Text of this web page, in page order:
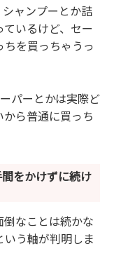
ャンプーとか詰
いるけど、セー
を買っちゃうっ
パーとかは実際ど
ら普通に買っち
をかけずに続け
なことは続かな
う軸が判明しま